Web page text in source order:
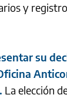
y
su
La elección